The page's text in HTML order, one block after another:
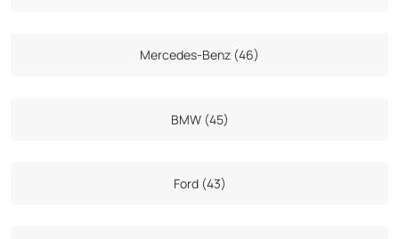
Mercedes-Benz (46)
BMW (45)
Ford (43)